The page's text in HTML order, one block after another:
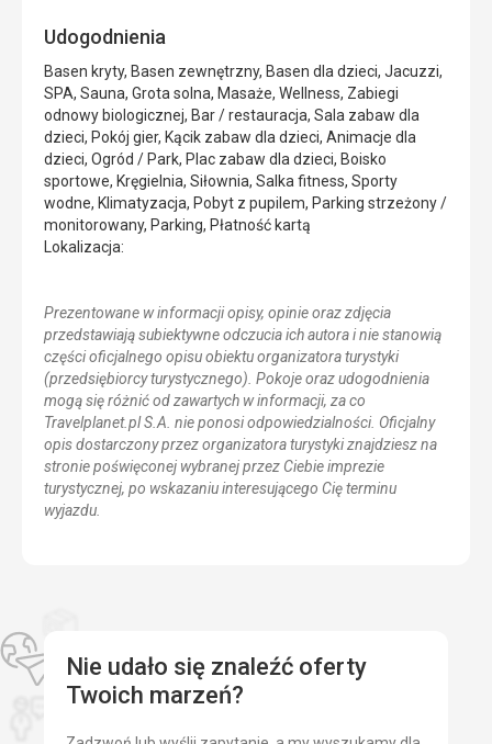
Udogodnienia
Basen kryty, Basen zewnętrzny, Basen dla dzieci, Jacuzzi,
SPA, Sauna, Grota solna, Masaże, Wellness, Zabiegi
odnowy biologicznej, Bar / restauracja, Sala zabaw dla
dzieci, Pokój gier, Kącik zabaw dla dzieci, Animacje dla
dzieci, Ogród / Park, Plac zabaw dla dzieci, Boisko
sportowe, Kręgielnia, Siłownia, Salka fitness, Sporty
wodne, Klimatyzacja, Pobyt z pupilem, Parking strzeżony /
monitorowany, Parking, Płatność kartą
Lokalizacja:
Prezentowane w informacji opisy, opinie oraz zdjęcia
przedstawiają subiektywne odczucia ich autora i nie stanowią
części oficjalnego opisu obiektu organizatora turystyki
(przedsiębiorcy turystycznego). Pokoje oraz udogodnienia
mogą się różnić od zawartych w informacji, za co
Travelplanet.pl S.A. nie ponosi odpowiedzialności. Oficjalny
opis dostarczony przez organizatora turystyki znajdziesz na
stronie poświęconej wybranej przez Ciebie imprezie
turystycznej, po wskazaniu interesującego Cię terminu
wyjazdu.
Nie udało się znaleźć oferty
Twoich marzeń?